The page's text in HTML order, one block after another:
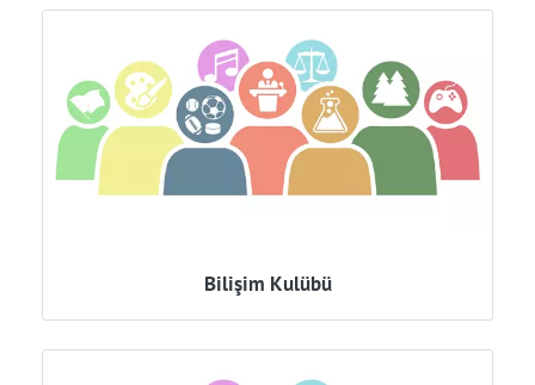
Bilişim Kulübü